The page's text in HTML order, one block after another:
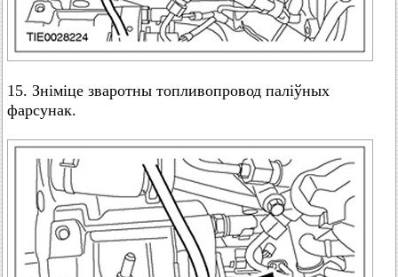
15. Зніміце зваротны топливопровод паліўных
фарсунак.